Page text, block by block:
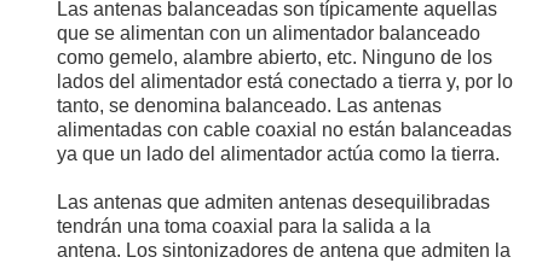
Las antenas balanceadas son típicamente aquellas
que se alimentan con un alimentador balanceado
como gemelo, alambre abierto, etc. Ninguno de los
lados del alimentador está conectado a tierra y, por lo
tanto, se denomina balanceado. Las antenas
alimentadas con cable coaxial no están balanceadas
ya que un lado del alimentador actúa como la tierra.
Las antenas que admiten antenas desequilibradas
tendrán una toma coaxial para la salida a la
antena. Los sintonizadores de antena que admiten la